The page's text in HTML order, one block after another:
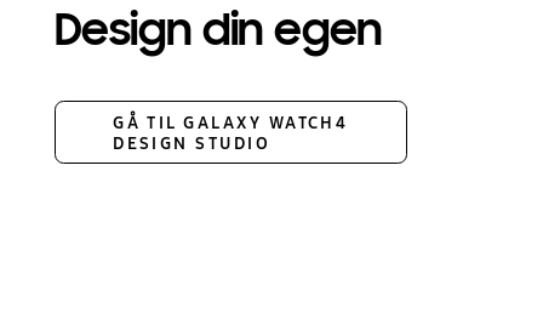
Design din egen
GÅ TIL GALAXY WATCH4
DESIGN STUDIO